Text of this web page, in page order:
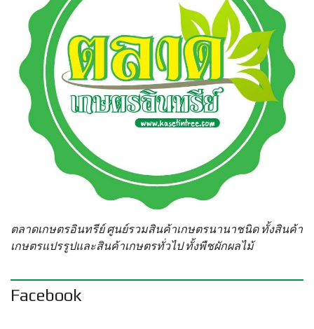
ตลาดเกษตรอินทรีย์ ศูนย์รวมสินค้าเกษตรนานาชนิด ทั้งสินค้า
เกษตรแปรรูปและสินค้าเกษตรทั่วไป ทั้งพืชผักผลไม้
Facebook